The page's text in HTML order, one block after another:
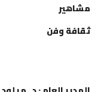
مشاهير
ثقافة وفن